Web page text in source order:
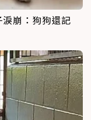
崩：狗狗還記